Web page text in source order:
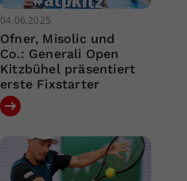
04.06.2025
Ofner, Misolic und
Co.: Generali Open
Kitzbühel präsentiert
erste Fixstarter